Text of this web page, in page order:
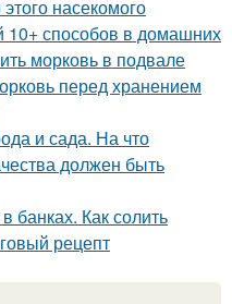
насекомого
10+ способов в домашних
морковь в подвале
перед хранением
и сада. На что
должен быть
банках. Как солить
рецепт